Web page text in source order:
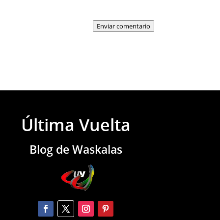
Enviar comentario
Última Vuelta
Blog de Waskalas